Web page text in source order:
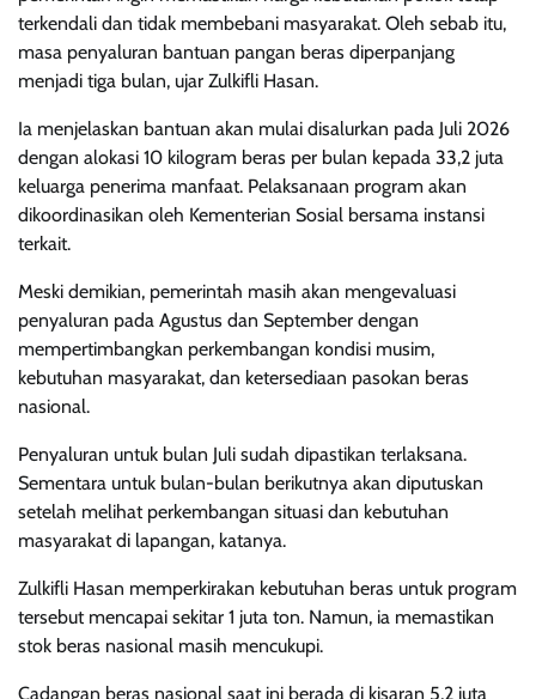
terkendali dan tidak membebani masyarakat. Oleh sebab itu,
masa penyaluran bantuan pangan beras diperpanjang
menjadi tiga bulan, ujar Zulkifli Hasan.
Ia menjelaskan bantuan akan mulai disalurkan pada Juli 2026
dengan alokasi 10 kilogram beras per bulan kepada 33,2 juta
keluarga penerima manfaat. Pelaksanaan program akan
dikoordinasikan oleh Kementerian Sosial bersama instansi
terkait.
Meski demikian, pemerintah masih akan mengevaluasi
penyaluran pada Agustus dan September dengan
mempertimbangkan perkembangan kondisi musim,
kebutuhan masyarakat, dan ketersediaan pasokan beras
nasional.
Penyaluran untuk bulan Juli sudah dipastikan terlaksana.
Sementara untuk bulan-bulan berikutnya akan diputuskan
setelah melihat perkembangan situasi dan kebutuhan
masyarakat di lapangan, katanya.
Zulkifli Hasan memperkirakan kebutuhan beras untuk program
tersebut mencapai sekitar 1 juta ton. Namun, ia memastikan
stok beras nasional masih mencukupi.
Cadangan beras nasional saat ini berada di kisaran 5,2 juta